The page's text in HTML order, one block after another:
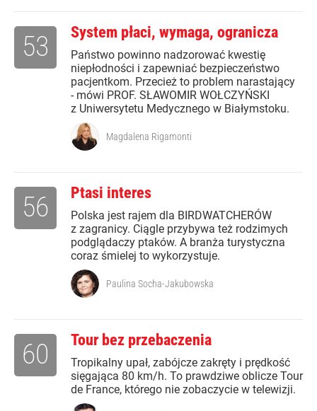
System płaci, wymaga, ogranicza
Państwo powinno nadzorować kwestię
niepłodności i zapewniać bezpieczeństwo
pacjentkom. Przecież to problem narastający
- mówi PROF. SŁAWOMIR WOŁCZYŃSKI
z Uniwersytetu Medycznego w Białymstoku.
53
Magdalena Rigamonti
Ptasi interes
Polska jest rajem dla BIRDWATCHERÓW
z zagranicy. Ciągle przybywa też rodzimych
podglądaczy ptaków. A branża turystyczna
coraz śmielej to wykorzystuje.
56
Paulina Socha-Jakubowska
Tour bez przebaczenia
Tropikalny upał, zabójcze zakręty i prędkość
sięgająca 80 km/h. To prawdziwe oblicze Tour
de France, którego nie zobaczycie w telewizji.
60